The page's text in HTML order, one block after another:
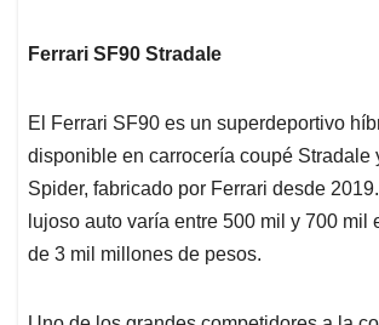
Ferrari SF90 Stradale
El Ferrari SF90 es un superdeportivo
disponible en carrocería coupé Stradale
Spider, fabricado por Ferrari desde
lujoso auto varía entre 500 mil y 700 mil
de 3 mil millones de pesos.